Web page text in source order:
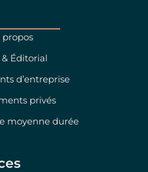
a
m
propos
Éditorial
d’entreprise
privés
moyenne durée